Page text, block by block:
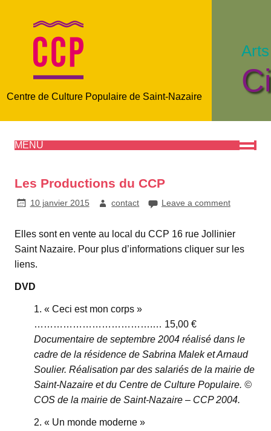
Centre de Culture Populaire de Saint-Nazaire
MENU
Les Productions du CCP
10 janvier 2015 contact Leave a comment
Elles sont en vente au local du CCP 16 rue Jollinier
Saint Nazaire. Pour plus d’informations cliquer sur les
liens.
DVD
« Ceci est mon corps »
……………………………….… 15,00 €
Documentaire de septembre 2004 réalisé dans le
cadre de la résidence de Sabrina Malek et Arnaud
Soulier. Réalisation par des salariés de la mairie de
Saint-Nazaire et du Centre de Culture Populaire. ©
COS de la mairie de Saint-Nazaire – CCP 2004.
« Un monde moderne »